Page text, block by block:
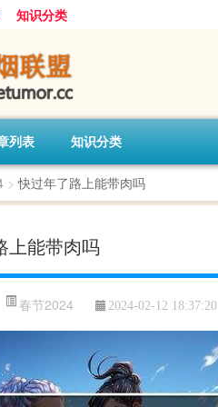
知识分类
列表 知识分类
> 快过年了路上能带肉吗
上能带肉吗
春节2024 2024-02-12 18:37:20